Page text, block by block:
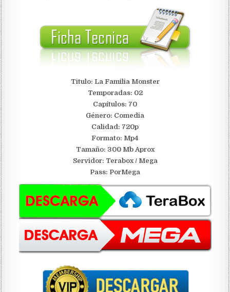
Titulo: La Familia Monster
Temporadas: 02
Capítulos: 70
Género: Comedia
Calidad: 720p
Formato: Mp4
Tamaño: 300 Mb Aprox
Servidor: Terabox / Mega
Pass: PorMega